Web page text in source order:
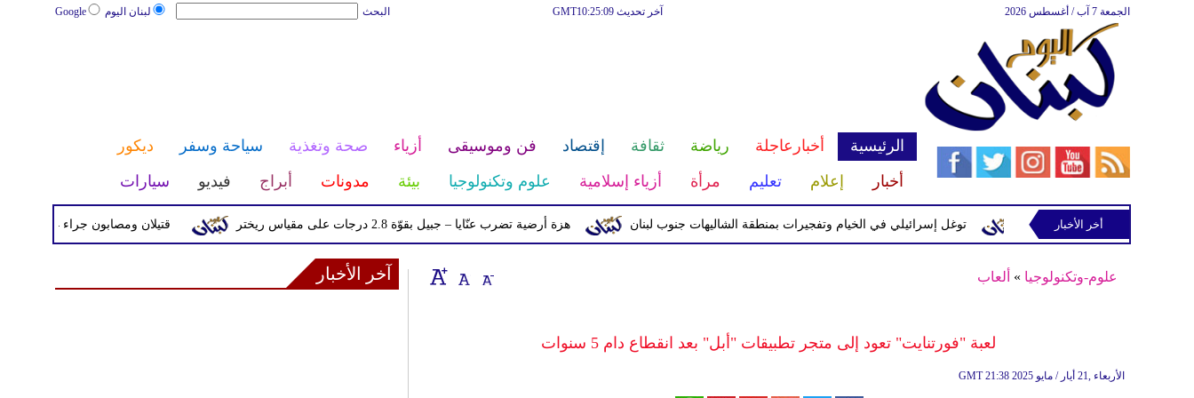
لبنان اليوم Google البحث آخر تحديث GMT10:25:09 الجمعة 7 آب / أغسطس 2026
الرئيسية أخبارعاجلة رياضة ثقافة إقتصاد فن وموسيقى أزياء صحة وتغذية سياحة وسفر
ديكور
أخبار
إعلام تعليم مرأة أزياء إسلامية علوم وتكنولوجيا بيئة مدونات أبراج فيديو سيارات
قتيلان ومصابون جراء 14 غارة إسرائيلية على شرق وجنوب لبنان هزة أرضية تضرب عنّايا – جبيل بقوّة 2.8 درجات على مقياس ريختر توغل إسرائيلي في الخيام وتفجيرات بمنطقة الشاليهات جنوب لبنان في رب ثلاثين
أخر الأخبار
علوم-وتكنولوجيا » ألعاب
لعبة "فورتنايت" تعود إلى متجر تطبيقات "أبل" بعد انقطاع دام 5 سنوات
GMT 21:38 2025 الأربعاء ,21 أيار / مايو
آخر الأخبار